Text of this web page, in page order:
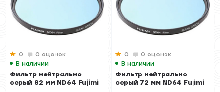
0
0 оценок
В наличии
Фильтр нейтрально
серый 82 мм ND64 Fujimi
0
0 оценок
В наличии
Фильтр нейтрально
серый 72 мм ND64 Fujimi